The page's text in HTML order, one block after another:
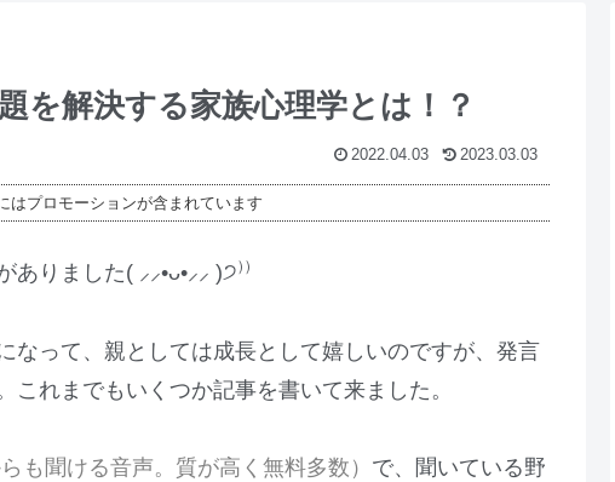
を解決する家族心理学とは！？
2022.04.03 2023.03.03
はプロモーションが含まれています
りました( ⸝⸝•ᴗ•⸝⸝ )੭⁾⁾
なって、親としては成長として嬉しいのですが、発言
れまでもいくつか記事を書いて来ました。
も聞ける音声。質が高く無料多数） で、聞いている野